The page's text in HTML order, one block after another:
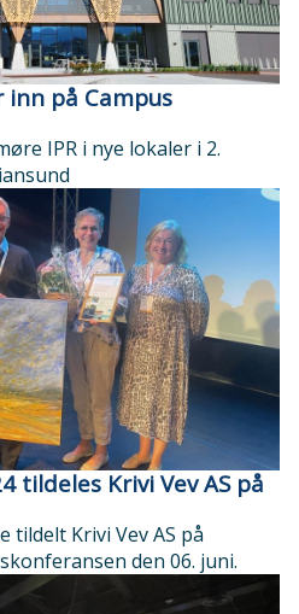
på Campus
IPR i nye lokaler i 2.
tildeles Krivi Vev AS på
tildelt Krivi Vev AS på
den 06. juni.